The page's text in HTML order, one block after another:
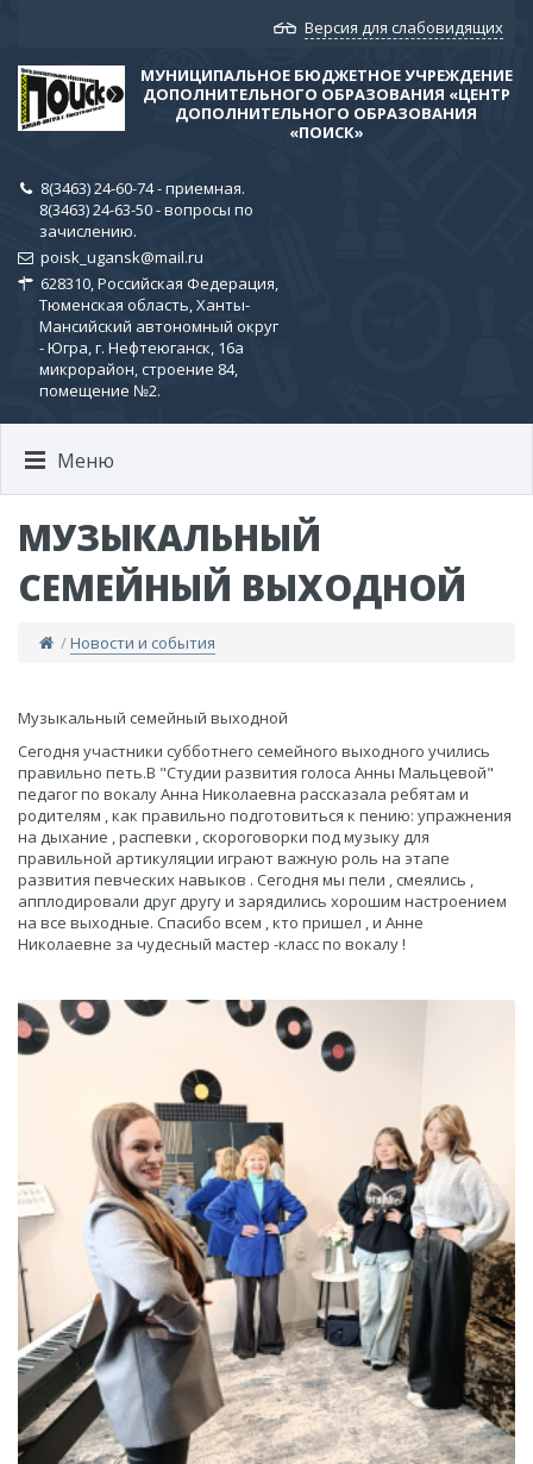
Версия для слабовидящих
МУНИЦИПАЛЬНОЕ БЮДЖЕТНОЕ УЧРЕЖДЕНИЕ
ДОПОЛНИТЕЛЬНОГО ОБРАЗОВАНИЯ «ЦЕНТР
ДОПОЛНИТЕЛЬНОГО ОБРАЗОВАНИЯ
«ПОИСК»
8(3463) 24-60-74 - приемная.
8(3463) 24-63-50 - вопросы по
зачислению.
poisk_ugansk@mail.ru
628310, Российская Федерация,
Тюменская область, Ханты-
Мансийский автономный округ
- Югра, г. Нефтеюганск, 16а
микрорайон, строение 84,
помещение №2.
Меню
МУЗЫКАЛЬНЫЙ
СЕМЕЙНЫЙ ВЫХОДНОЙ
/Новости и события
​Музыкальный семейный выходной
Сегодня участники субботнего семейного выходного учились
правильно петь.В "Студии развития голоса Анны Мальцевой"
педагог по вокалу Анна Николаевна рассказала ребятам и
родителям , как правильно подготовиться к пению: упражнения
на дыхание , распевки , скороговорки под музыку для
правильной артикуляции играют важную роль на этапе
развития певческих навыков . Сегодня мы пели , смеялись ,
апплодировали друг другу и зарядились хорошим настроением
на все выходные. Спасибо всем , кто пришел , и Анне
Николаевне за чудесный мастер -класс по вокалу !